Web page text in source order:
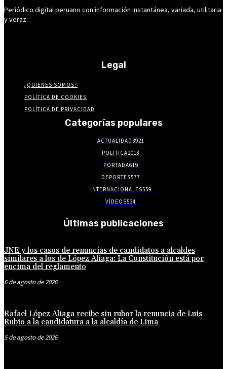
Periódico digital peruano con información instantánea, variada, utilitaria
y veraz.
Legal
¿QUIENES SOMOS?
POLÍTICA DE COOKIES
POLÍTICA DE PRIVACIDAD
Categorías populares
ACTUALIDAD3921
POLITICA2018
PORTADA619
DEPORTES577
INTERNACIONALES559
VÍDEOS534
Últimas publicaciones
JNE y los casos de renuncias de candidatos a alcaldes
similares a los de López Aliaga: La Constitución está por
encima del reglamento
6 de agosto de 2026
Rafael López Aliaga recibe sin rubor la renuncia de Luis
Rubio a la candidatura a la alcaldía de Lima
5 de agosto de 2026